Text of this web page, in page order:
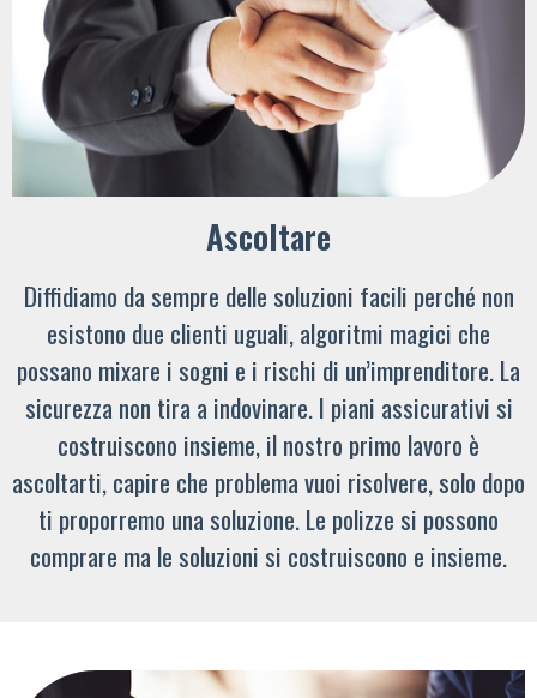
Ascoltare
Diffidiamo da sempre delle soluzioni facili perché non
esistono due clienti uguali, algoritmi magici che
possano mixare i sogni e i rischi di un’imprenditore. La
sicurezza non tira a indovinare. I piani assicurativi si
costruiscono insieme, il nostro primo lavoro è
ascoltarti, capire che problema vuoi risolvere, solo dopo
ti proporremo una soluzione. Le polizze si possono
comprare ma le soluzioni si costruiscono e insieme.